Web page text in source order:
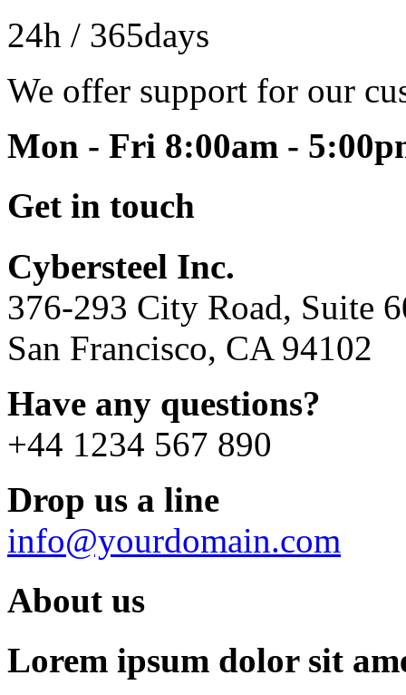
24h / 365days
We offer support for our
Mon - Fri 8:00am -
Get in touch
Cybersteel Inc.
376-293 City Road, Suite
San Francisco, CA 94102
Have any questions?
+44 1234 567 890
Drop us a line
info@yourdomain.com
About us
Lorem ipsum dolor sit